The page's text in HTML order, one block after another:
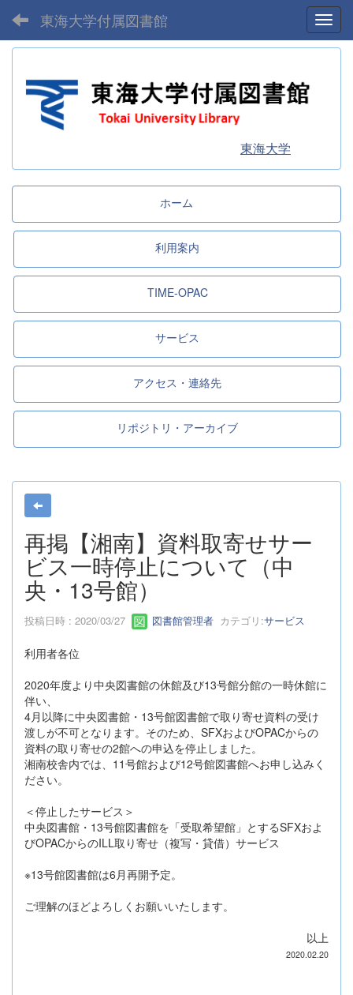
東海大学付属図書館
東海大学
ホーム
利用案内
TIME-OPAC
サービス
アクセス・連絡先
リポジトリ・アーカイブ
再掲【湘南】資料取寄せサー
ビス一時停止について（中
央・13号館）
投稿日時 : 2020/03/27 図書館管理者 カテゴリ:サービス
利用者各位
2020年度より中央図書館の休館及び13号館分館の一時休館に
伴い、
4月以降に中央図書館・13号館図書館で取り寄せ資料の受け
渡しが不可となります。そのため、SFXおよびOPACからの
資料の取り寄せの2館への申込を停止しました。
湘南校舎内では、11号館および12号館図書館へお申し込みく
ださい。
＜停止したサービス＞
中央図書館・13号館図書館を「受取希望館」とするSFXおよ
びOPACからのILL取り寄せ（複写・貸借）サービス
※13号館図書館は6月再開予定。
ご理解のほどよろしくお願いいたします。
以上
2020.02.20